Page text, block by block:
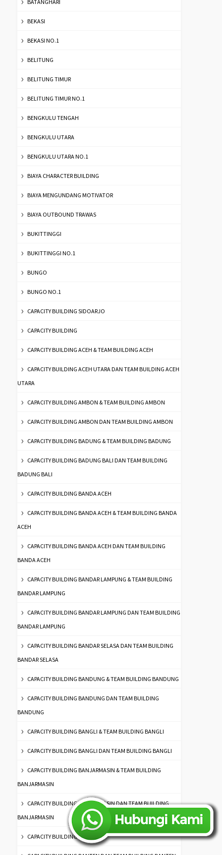
BATANGHARI
BEKASI
BEKASI NO.1
BELITUNG
BELITUNG TIMUR
BELITUNG TIMUR NO.1
BENGKULU TENGAH
BENGKULU UTARA
BENGKULU UTARA NO.1
BIAYA CHARACTER BUILDING
BIAYA MENGUNDANG MOTIVATOR
BIAYA OUTBOUND TRAWAS
BUKITTINGGI
BUKITTINGGI NO.1
BUNGO
BUNGO NO.1
CAPACITY BUILDING SIDOARJO
CAPACITY BUILDING
CAPACITY BUILDING ACEH & TEAM BUILDING ACEH
CAPACITY BUILDING ACEH UTARA DAN TEAM BUILDING ACEH
UTARA
CAPACITY BUILDING AMBON & TEAM BUILDING AMBON
CAPACITY BUILDING AMBON DAN TEAM BUILDING AMBON
CAPACITY BUILDING BADUNG & TEAM BUILDING BADUNG
CAPACITY BUILDING BADUNG BALI DAN TEAM BUILDING
BADUNG BALI
CAPACITY BUILDING BANDA ACEH
CAPACITY BUILDING BANDA ACEH & TEAM BUILDING BANDA
ACEH
CAPACITY BUILDING BANDA ACEH DAN TEAM BUILDING
BANDA ACEH
CAPACITY BUILDING BANDAR LAMPUNG & TEAM BUILDING
BANDAR LAMPUNG
CAPACITY BUILDING BANDAR LAMPUNG DAN TEAM BUILDING
BANDAR LAMPUNG
CAPACITY BUILDING BANDAR SELASA DAN TEAM BUILDING
BANDAR SELASA
CAPACITY BUILDING BANDUNG & TEAM BUILDING BANDUNG
CAPACITY BUILDING BANDUNG DAN TEAM BUILDING
BANDUNG
CAPACITY BUILDING BANGLI & TEAM BUILDING BANGLI
CAPACITY BUILDING BANGLI DAN TEAM BUILDING BANGLI
CAPACITY BUILDING BANJARMASIN & TEAM BUILDING
BANJARMASIN
CAPACITY BUILDING BANJARMASIN DAN TEAM BUILDING
BANJARMASIN
CAPACITY BUILDING BANTEN